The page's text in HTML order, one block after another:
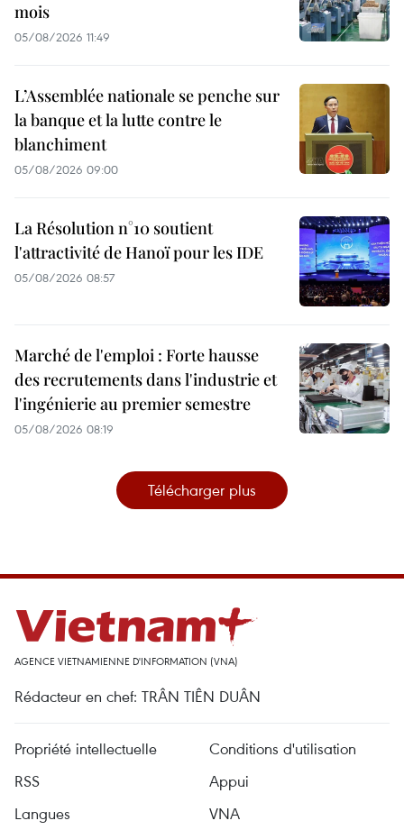
mois
05/08/2026 11:49
L’Assemblée nationale se penche sur
la banque et la lutte contre le
blanchiment
05/08/2026 09:00
La Résolution n°10 soutient
l'attractivité de Hanoï pour les IDE
05/08/2026 08:57
Marché de l'emploi : Forte hausse
des recrutements dans l'industrie et
l'ingénierie au premier semestre
05/08/2026 08:19
Télécharger plus
AGENCE VIETNAMIENNE D'INFORMATION (VNA)
Rédacteur en chef: TRÂN TIÊN DUÂN
Propriété intellectuelle
Conditions d'utilisation
RSS
Appui
Langues
VNA